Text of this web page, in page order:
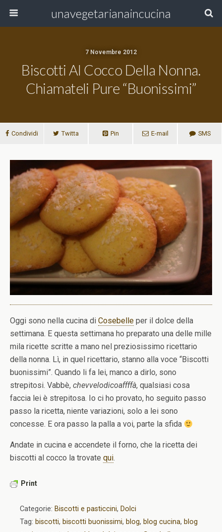
unavegetarianaincucina
7 Novembre 2012
Biscotti Al Cocco Della Nonna.
Chiamateli Pure “buonissimi”
Condividi Twitta Pin E-mail SMS
Oggi sono nella cucina di Cosebelle per il dolce della
settimana. E questa settimana ho preparato una delle mille
mila ricette scritte a mano nel preziosissimo ricettario
della nonna. Lì, in quel ricettario, stanno alla voce “Biscotti
buonissimi”. Quando li fa lei, manco a dirlo, sono
strepitosi. Vabbè, chevvelodicoaffffà, qualsiasi cosa
faccia lei è strepitosa. Io ci ho provato, ho seguito passo
passo la ricetta, niente variazioni, solo a lei sono
concesse. E ora passo la palla a voi, parte la sfida
Andate in cucina e accendete il forno, che la ricetta dei
biscotti al cocco la trovate qui.
Print
Categorie: Biscotti e pasticcini, Dolci
Tag: biscotti, biscotti buonissimi, blog, blog cucina, blog